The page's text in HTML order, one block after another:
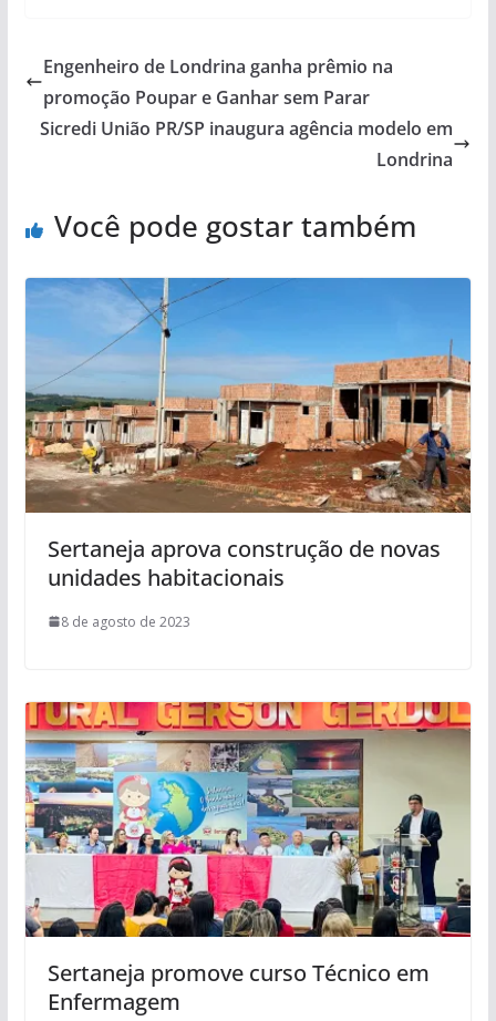
Engenheiro de Londrina ganha prêmio na
promoção Poupar e Ganhar sem Parar
Sicredi União PR/SP inaugura agência modelo em
Londrina
Você pode gostar também
Sertaneja aprova construção de novas
unidades habitacionais
8 de agosto de 2023
Sertaneja promove curso Técnico em
Enfermagem